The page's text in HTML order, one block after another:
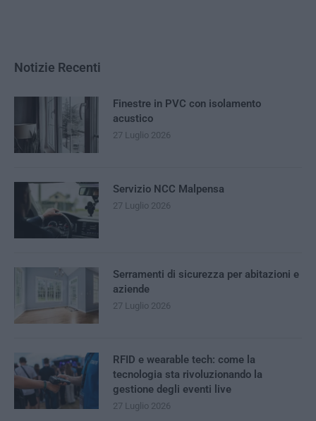
Notizie Recenti
Finestre in PVC con isolamento
acustico
27 Luglio 2026
Servizio NCC Malpensa
27 Luglio 2026
Serramenti di sicurezza per abitazioni e
aziende
27 Luglio 2026
RFID e wearable tech: come la
tecnologia sta rivoluzionando la
gestione degli eventi live
27 Luglio 2026